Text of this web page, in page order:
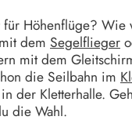
Höhenflüge? Wie
dem Segelflieger
mit dem
die Seilbahn im
der Kletterhalle.
die Wahl.